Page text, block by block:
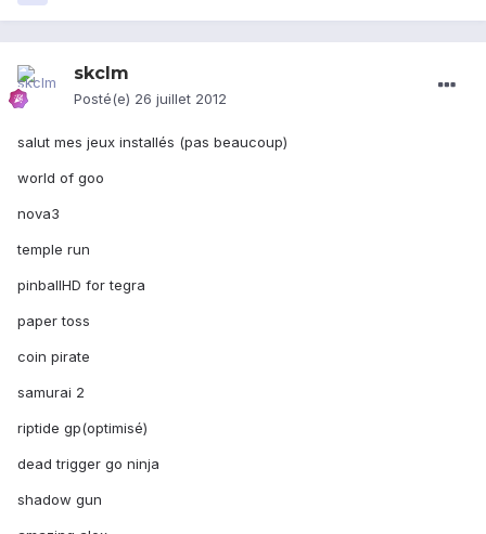
skclm
Posté(e) 26 juillet 2012
salut mes jeux installés (pas beaucoup)
world of goo
nova3
temple run
pinballHD for tegra
paper toss
coin pirate
samurai 2
riptide gp(optimisé)
dead trigger go ninja
shadow gun